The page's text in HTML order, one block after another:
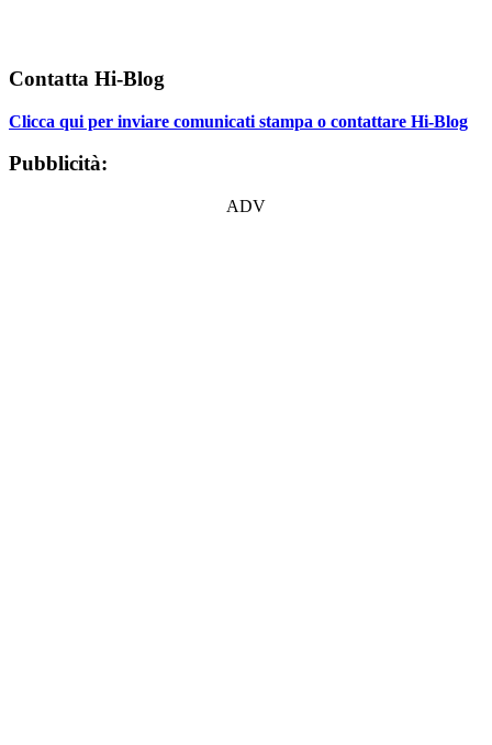
Contatta Hi-Blog
Clicca qui per inviare comunicati stampa o contattare Hi-Blog
Pubblicità:
ADV